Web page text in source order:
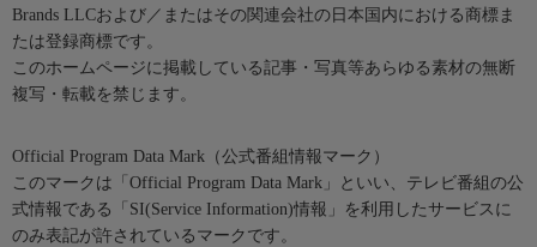
Brands LLCおよび／またはその関連会社の日本国内における商標ま
たは登録商標です。
このホームページに掲載している記事・写真等あらゆる素材の無断
複写・転載を禁じます。
Official Program Data Mark（公式番組情報マーク）
このマークは「Official Program Data Mark」といい、テレビ番組の公
式情報である「SI(Service Information)情報」を利用したサービスに
のみ表記が許されているマークです。